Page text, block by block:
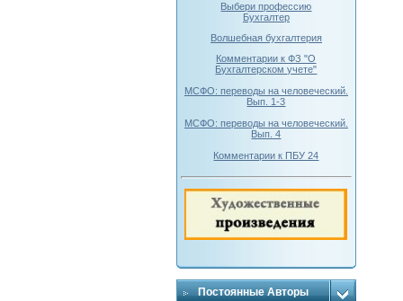
Выбери профессию
Бухгалтер
Волшебная бухгалтерия
Комментарии к ФЗ "О
Бухгалтерском учете"
МСФО: переводы на человеческий.
Вып. 1-3
МСФО: переводы на человеческий.
Вып. 4
Комментарии к ПБУ 24
Постоянные Авторы